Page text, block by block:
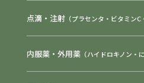
点滴・注射 （プラセンタ・ビタミンC
内服薬・外用薬 （ハイドロキノン・